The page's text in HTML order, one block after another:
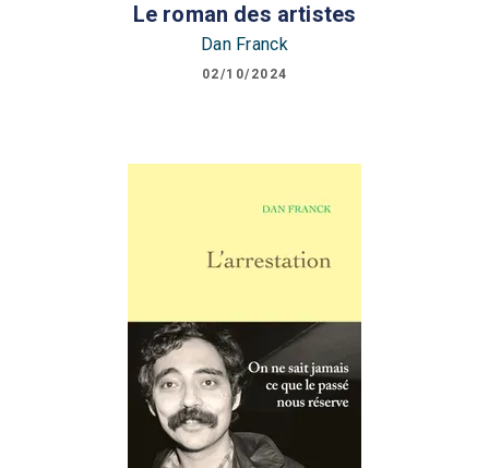
Le roman des artistes
Dan Franck
02/10/2024